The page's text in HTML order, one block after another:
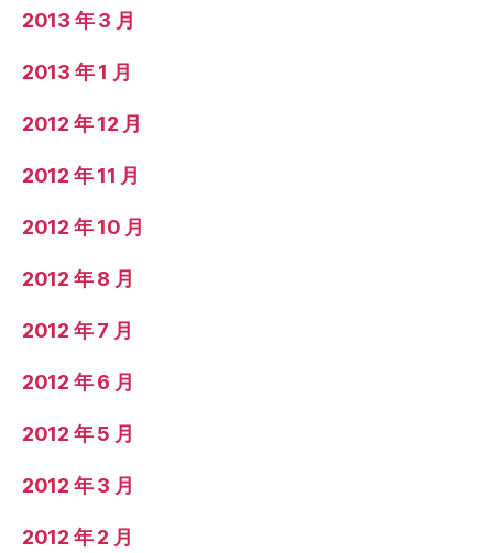
2013 年 3 月
2013 年 1 月
2012 年 12 月
2012 年 11 月
2012 年 10 月
2012 年 8 月
2012 年 7 月
2012 年 6 月
2012 年 5 月
2012 年 3 月
2012 年 2 月